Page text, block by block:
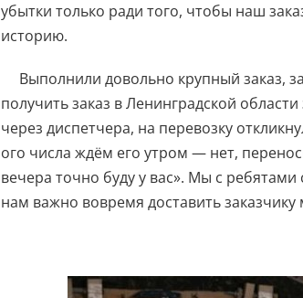
убытки только ради того, чтобы наш
историю.
Выполнили довольно крупный заказ,
получить заказ в Ленинградской
через диспетчера, на перевозку
ого числа ждём его утром — нет,
вечера точно буду у вас». Мы с
нам важно вовремя доставить заказчику